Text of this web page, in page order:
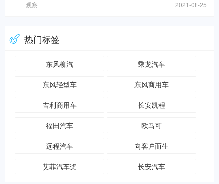
观察 2021-08-25
热门标签
东风柳汽 乘龙汽车
东风轻型车 东风商用车
吉利商用车 长安凯程
福田汽车 欧马可
远程汽车 向客户而生
艾菲汽车奖 长安汽车